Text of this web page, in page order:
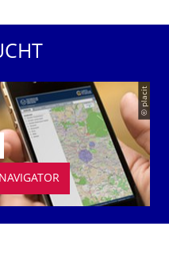
© placit